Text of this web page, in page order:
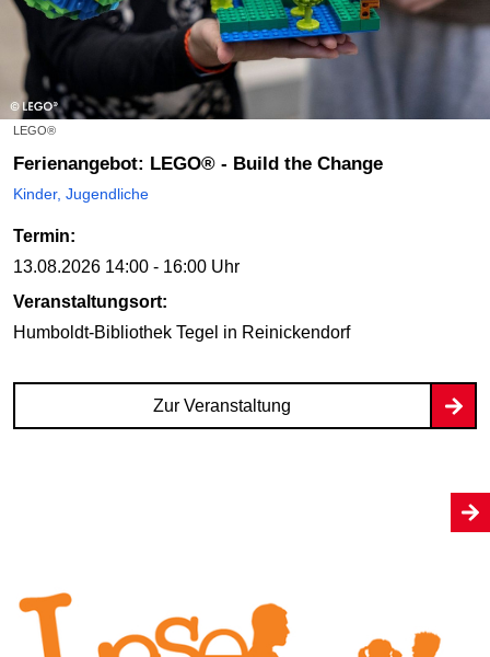
LEGO®
Ferienangebot: LEGO® - Build the Change
Kinder, Jugendliche
Termin:
13.08.2026 14:00 - 16:00 Uhr
Veranstaltungsort:
Humboldt-Bibliothek Tegel in Reinickendorf
Zur Veranstaltung